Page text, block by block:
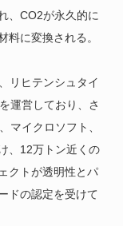
、CO2が永久的に
料に変換される。
リヒテンシュタイ
運営しており、さ
マイクロソフト、
、12万トン近くの
クトが透明性とパ
ドの認定を受けて